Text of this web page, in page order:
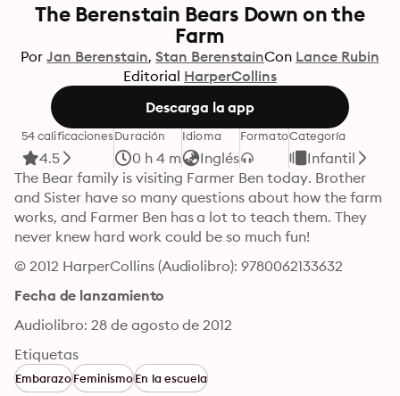
The Berenstain Bears Down on the
Farm
Por Jan Berenstain Stan BerenstainCon Lance Rubin
Editorial HarperCollins
Descarga la app
54 calificaciones
4.5
Duración
0 h 4 m
Idioma
Inglés
FormatoCategoría
Infantil
The Bear family is visiting Farmer Ben today. Brother
and Sister have so many questions about how the farm
works, and Farmer Ben has a lot to teach them. They
never knew hard work could be so much fun!
© 2012 HarperCollins (Audiolibro): 9780062133632
Fecha de lanzamiento
Audiolibro: 28 de agosto de 2012
Etiquetas
EmbarazoFeminismoEn la escuela